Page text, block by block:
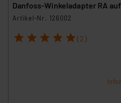
Danfoss-Winkeladapter RA
Artikel-Nr. 126002
1 2 3 4 5 (2)